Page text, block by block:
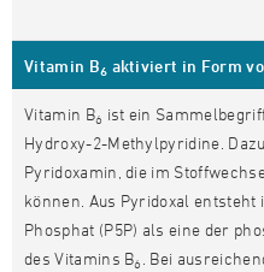
Vitamin B6 aktiviert in Form
Vitamin B6 ist ein
Hydroxy-2-Methylpyridine.
Pyridoxamin, die im
können. Aus Pyridoxal
Phosphat (P5P) als eine der
des Vitamins B6
. Bei